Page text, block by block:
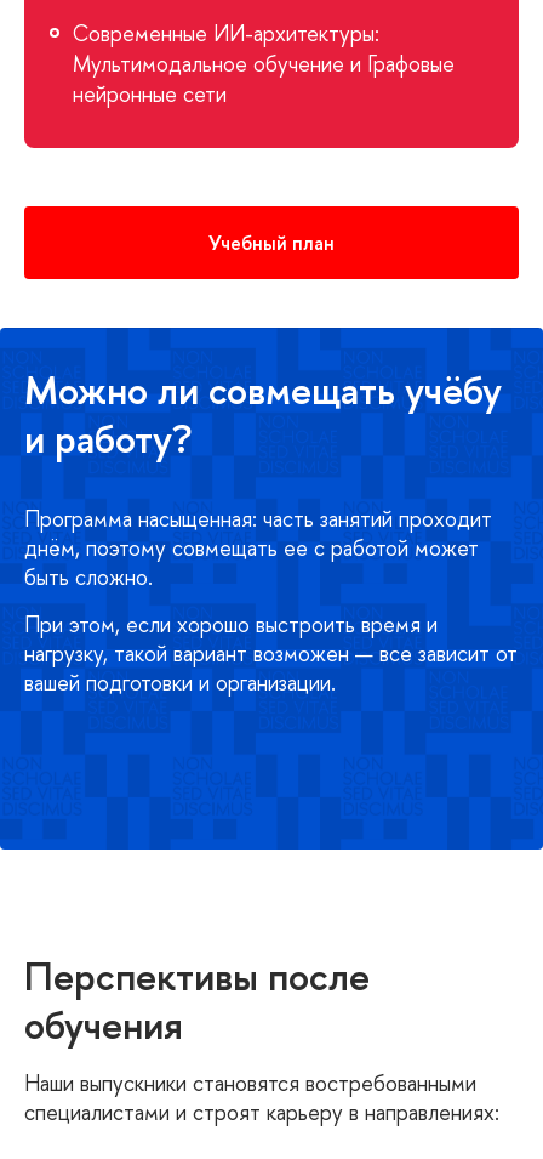
Современные ИИ-архитектуры:
Мультимодальное обучение и Графовые
нейронные сети
Учебный план
Можно ли совмещать учёбу
и работу?
Программа насыщенная: часть занятий проходит
днём, поэтому совмещать ее с работой может
быть сложно.
При этом, если хорошо выстроить время и
нагрузку, такой вариант возможен — все зависит от
вашей подготовки и организации.
Перспективы после
обучения
Наши выпускники становятся востребованными
специалистами и строят карьеру в направлениях: